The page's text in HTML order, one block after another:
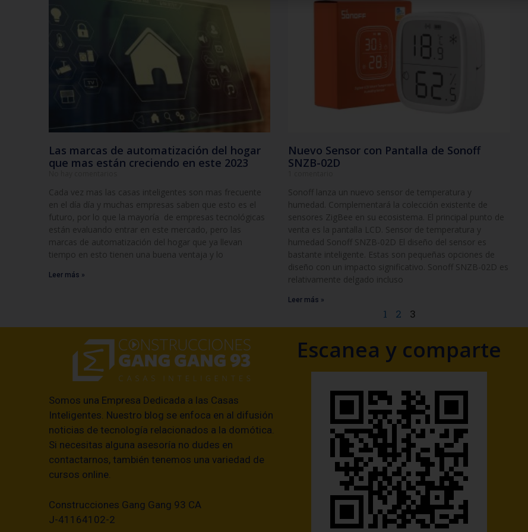
Las marcas de automatización del hogar
que mas están creciendo en este 2023
Cada vez mas las casas inteligentes son mas frecuente
en el día día y muchas empresas saben que esto es el
futuro, por lo que la mayoría de empresas tecnológicas
están evaluando entrar en este mercado, pero las
marcas de automatización del hogar que ya llevan
tiempo en esto tienen una buena ventaja y lo
Leer más »
Nuevo Sensor con Pantalla de Sonoff
SNZB-02D
Sonoff lanza un nuevo sensor de temperatura y
humedad. Complementará la colección existente de
sensores ZigBee en su ecosistema. El principal punto de
venta es la pantalla LCD. Sensor de temperatura y
humedad Sonoff SNZB-02D El diseño del sensor es
bastante inteligente. Estas son pequeñas opciones de
diseño con un impacto significativo. Sonoff SNZB-02D es
relativamente delgado incluso
Leer más »
1 2 3
Somos una Empresa Dedicada a las Casas
Inteligentes. Nuestro blog se enfoca en al difusión
noticias de tecnología relacionados a la domótica.
Si necesitas alguna asesoría no dudes en
contactarnos, también tenemos una variedad de
cursos online.
Construcciones Gang Gang 93 CA
J-41164102-2
Escanea y comparte